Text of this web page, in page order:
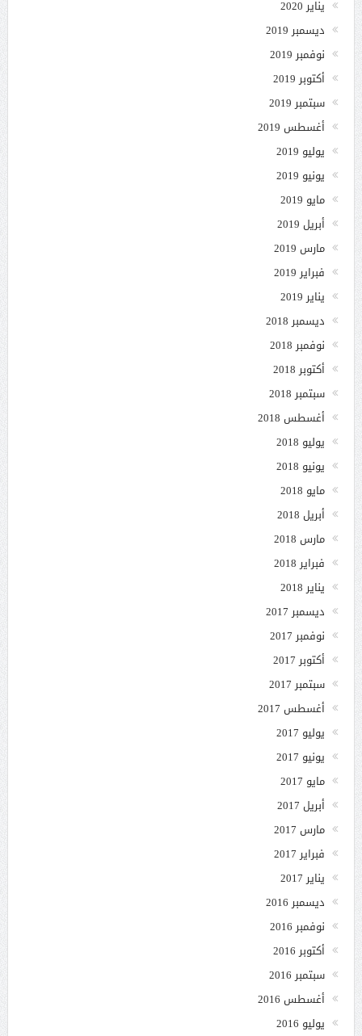
يناير 2020
ديسمبر 2019
نوفمبر 2019
أكتوبر 2019
سبتمبر 2019
أغسطس 2019
يوليو 2019
يونيو 2019
مايو 2019
أبريل 2019
مارس 2019
فبراير 2019
يناير 2019
ديسمبر 2018
نوفمبر 2018
أكتوبر 2018
سبتمبر 2018
أغسطس 2018
يوليو 2018
يونيو 2018
مايو 2018
أبريل 2018
مارس 2018
فبراير 2018
يناير 2018
ديسمبر 2017
نوفمبر 2017
أكتوبر 2017
سبتمبر 2017
أغسطس 2017
يوليو 2017
يونيو 2017
مايو 2017
أبريل 2017
مارس 2017
فبراير 2017
يناير 2017
ديسمبر 2016
نوفمبر 2016
أكتوبر 2016
سبتمبر 2016
أغسطس 2016
يوليو 2016